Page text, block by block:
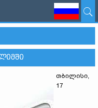
თბილისი,
17